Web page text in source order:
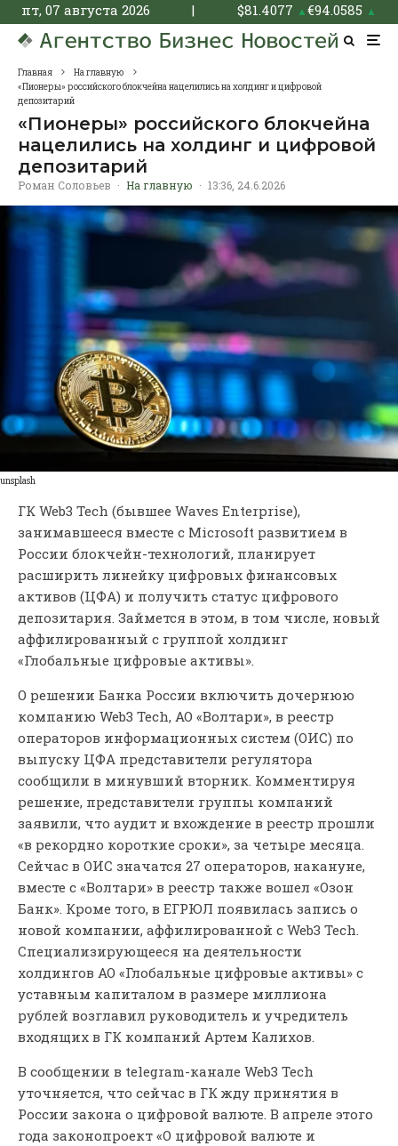
пт, 07 августа 2026 | $81.4077 ▲€94.0585 ▲
Главная
На главную
«Пионеры» российского блокчейна нацелились на холдинг и цифровой
депозитарий
«Пионеры» российского блокчейна
нацелились на холдинг и цифровой
депозитарий
Роман Соловьев · На главную · 13:36, 24.6.2026
unsplash
ГК Web3 Tech (бывшее Waves Enterprise),
занимавшееся вместе с Microsoft развитием в
России блокчейн-технологий, планирует
расширить линейку цифровых финансовых
активов (ЦФА) и получить статус цифрового
депозитария. Займется в этом, в том числе, новый
аффилированный с группой холдинг
«Глобальные цифровые активы».
О решении Банка России включить дочернюю
компанию Web3 Tech, АО «Волтари», в реестр
операторов информационных систем (ОИС) по
выпуску ЦФА представители регулятора
сообщили в минувший вторник. Комментируя
решение, представители группы компаний
заявили, что аудит и вхождение в реестр прошли
«в рекордно короткие сроки», за четыре месяца.
Сейчас в ОИС значатся 27 операторов, накануне,
вместе с «Волтари» в реестр также вошел «Озон
Банк». Кроме того, в ЕГРЮЛ появилась запись о
новой компании, аффилированной с Web3 Tech.
Специализирующееся на деятельности
холдингов АО «Глобальные цифровые активы» с
уставным капиталом в размере миллиона
рублей возглавил руководитель и учредитель
входящих в ГК компаний Артем Калихов.
В сообщении в telegram-канале Web3 Tech
уточняется, что сейчас в ГК жду принятия в
России закона о цифровой валюте. В апреле этого
года законопроект «О цифровой валюте и